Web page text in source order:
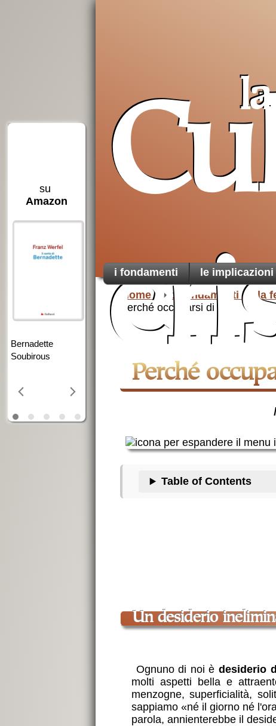
su
Amazon
un
per capire il
De Lubac,
Cristianesimo
e modernità
su
luce
il libro
i fondamenti le implicazioni
Home 1.fondamenti della
Perché occuparsi di Dio
Perché
Table of Contents
Un desiderio
Ognuno di noi èdesiderio
molti aspetti bella e
menzogne, superficialità,
sappiamo «né il giorno né
parola, annienterebbe il